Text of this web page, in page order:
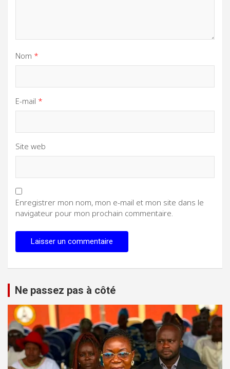
Nom *
E-mail *
Site web
Enregistrer mon nom, mon e-mail et mon site dans le
navigateur pour mon prochain commentaire.
Ne passez pas à côté